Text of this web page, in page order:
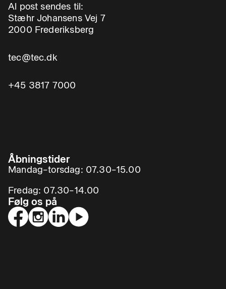
Al post sendes til:
Stæhr Johansens Vej 7
2000 Frederiksberg
tec@tec.dk
+45 3817 7000
Åbningstider
Mandag–torsdag: 07.30–15.00
Fredag: 07.30–14.00
Følg os på